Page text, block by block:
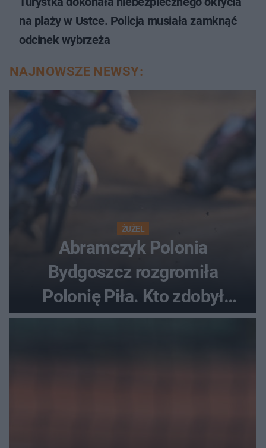
na plaży w Ustce. Policja musiała zamknąć
odcinek wybrzeża
NAJNOWSZE NEWSY:
ŻUŻEL
Abramczyk Polonia
Bydgoszcz rozgromiła
Polonię Piła. Kto zdobył
najwięcej punktów?